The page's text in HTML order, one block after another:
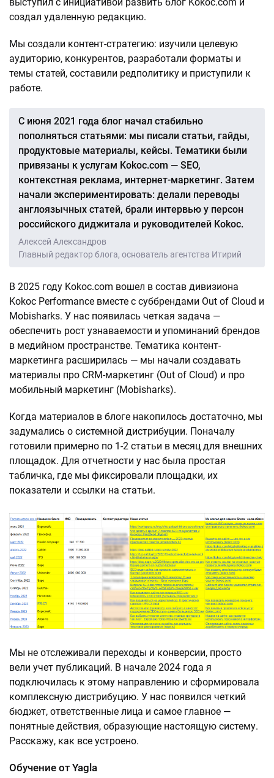
выступил с инициативой развить блог Kokoc.com и
создал удаленную редакцию.
Мы создали контент-стратегию: изучили целевую
аудиторию, конкурентов, разработали форматы и
темы статей, составили редполитику и приступили к
работе.
С июня 2021 года блог начал стабильно
пополняться статьями: мы писали статьи, гайды,
продуктовые материалы, кейсы. Тематики были
привязаны к услугам Kokoc.com — SEO,
контекстная реклама, интернет-маркетинг. Затем
начали экспериментировать: делали переводы
англоязычных статей, брали интервью у персон
российского диджитала и руководителей Kokoc.
Алексей Александров
Главный редактор блога, основатель агентства Итирий
В 2025 году Kokoc.com вошел в состав дивизиона
Kokoc Performance вместе с суббрендами Out of Cloud и
Mobisharks. У нас появилась четкая задача —
обеспечить рост узнаваемости и упоминаний брендов
в медийном пространстве. Тематика контент-
маркетинга расширилась — мы начали создавать
материалы про CRM-маркетинг (Out of Cloud) и про
мобильный маркетинг (Mobisharks).
Когда материалов в блоге накопилось достаточно, мы
задумались о системной дистрибуции. Поначалу
готовили примерно по 1-2 статьи в месяц для внешних
площадок. Для отчетности у нас была простая
табличка, где мы фиксировали площадки, их
показатели и ссылки на статьи.
Мы не отслеживали переходы и конверсии, просто
вели учет публикаций. В начале 2024 года я
подключилась к этому направлению и сформировала
комплексную дистрибуцию. У нас появился четкий
бюджет, ответственные лица и самое главное —
понятные действия, образующие настоящую систему.
Расскажу, как все устроено.
Обучение от Yagla